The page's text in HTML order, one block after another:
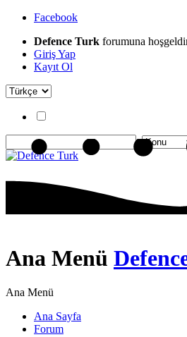
Facebook
Defence Turk forumuna
Giriş Yap
Kayıt Ol
Ana Menü
Ana Menü
Ana Sayfa
Forum